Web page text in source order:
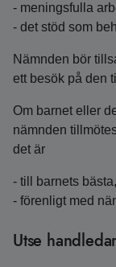
- meningsfulla
- det stöd som
Nämnden bör
ett besök på den
Om barnet eller
nämnden
det är
- till barnets
- förenligt med
Utse